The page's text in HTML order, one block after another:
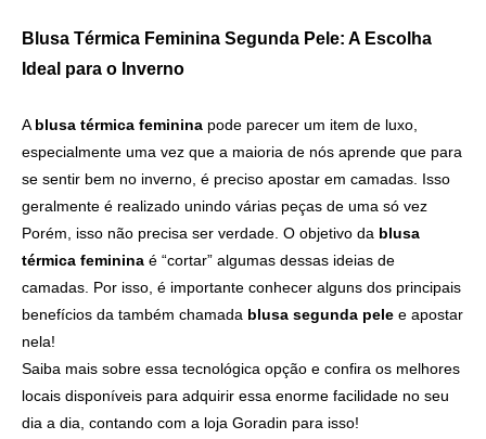
Blusa Térmica Feminina Segunda Pele: A Escolha
Ideal para o Inverno
A blusa térmica feminina pode parecer um item de luxo,
especialmente uma vez que a maioria de nós aprende que para
se sentir bem no inverno, é preciso apostar em camadas. Isso
geralmente é realizado unindo várias peças de uma só vez
Porém, isso não precisa ser verdade. O objetivo da blusa
térmica feminina é “cortar” algumas dessas ideias de
camadas. Por isso, é importante conhecer alguns dos principais
benefícios da também chamada blusa segunda pele e apostar
nela!
Saiba mais sobre essa tecnológica opção e confira os melhores
locais disponíveis para adquirir essa enorme facilidade no seu
dia a dia, contando com a loja Goradin para isso!